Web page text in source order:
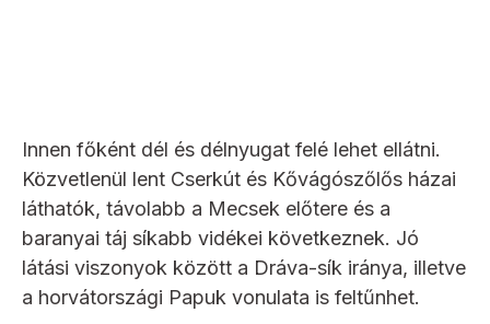
Innen főként dél és délnyugat felé lehet ellátni.
Közvetlenül lent Cserkút és Kővágószőlős házai
láthatók, távolabb a Mecsek előtere és a
baranyai táj síkabb vidékei következnek. Jó
látási viszonyok között a Dráva-sík iránya, illetve
a horvátországi Papuk vonulata is feltűnhet.